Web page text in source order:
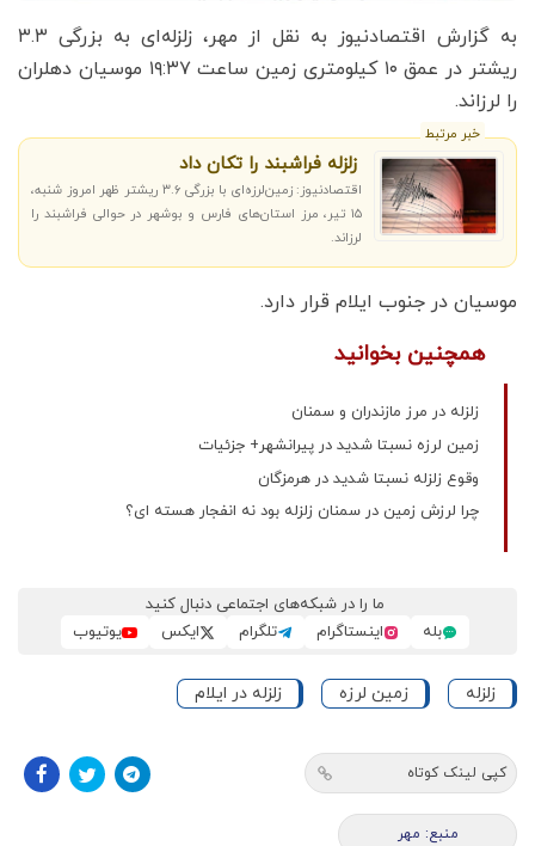
به گزارش اقتصادنیوز به نقل از مهر، زلزله‌ای به بزرگی ۳.۳
ریشتر در عمق ۱۰ کیلومتری زمین ساعت ۱۹:۳۷ موسیان دهلران
را لرزاند.
خبر مرتبط
زلزله فراشبند را تکان داد
اقتصادنیوز: زمین‌لرزه‌ای با بزرگی ۳.۶ ریشتر ظهر امروز شنبه،
۱۵ تیر، مرز استان‌های فارس و بوشهر در حوالی فراشبند را
لرزاند.
موسیان در جنوب ایلام قرار دارد.
همچنین بخوانید
زلزله در مرز مازندران و سمنان
زمین لرزه نسبتا شدید در پیرانشهر+ جزئیات
وقوع زلزله نسبتا شدید در هرمزگان
چرا لرزش زمین در سمنان زلزله بود نه انفجار هسته ای؟
ما را در شبکه‌های اجتماعی دنبال کنید
بله
اینستاگرام تلگرام ایکس یوتیوب
زلزله زمین لرزه زلزله در ایلام
کپی لینک کوتاه
منبع: مهر